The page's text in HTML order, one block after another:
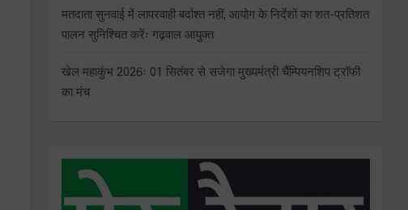
मतदाता सुनवाई में लापरवाही बर्दाश्त नहीं, आयोग के निर्देशों का शत-प्रतिशत
पालन सुनिश्चित करेंः गढ़वाल आयुक्त
खेल महाकुंभ 2026ः 01 सितंबर से सजेगा मुख्यमंत्री चैंम्पियनशिप ट्रॉफी
का मंच